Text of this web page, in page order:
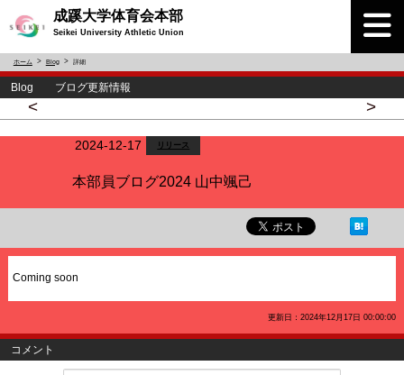
成蹊大学体育会本部
Seikei University Athletic Union
ホーム Blog 詳細
Blog ブログ更新情報
< >
2024-12-17 リリース
本部員ブログ2024 山中颯己
Coming soon
更新日：2024年12月17日 00:00:00
コメント